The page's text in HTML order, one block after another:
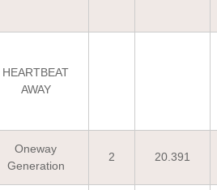
HEARTBEAT
AWAY
Oneway
Generation
2 20.391